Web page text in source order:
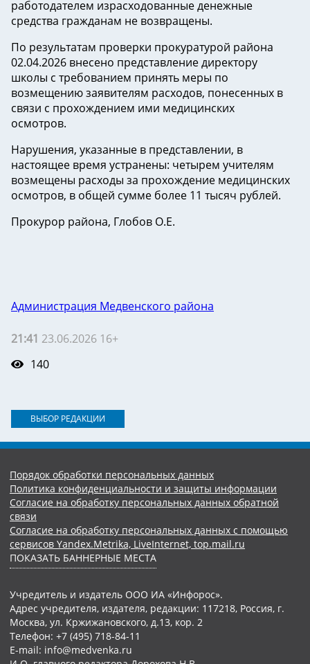
работодателем израсходованные денежные
средства гражданам не возвращены.
По результатам проверки прокуратурой района
02.04.2026 внесено представление директору
школы с требованием принять меры по
возмещению заявителям расходов, понесенных в
связи с прохождением ими медицинских
осмотров.
Нарушения, указанные в представлении, в
настоящее время устранены: четырем учителям
возмещены расходы за прохождение медицинских
осмотров, в общей сумме более 11 тысяч рублей.
Прокурор района, Глобов О.Е.
Администрация Медвенского района
21:41 23.06.2026 16+
140
ВЫБОР РЕДАКЦИИ
Порядок обработки персональных данных
Политика конфиденциальности и защиты информации
Согласие на обработку персональных данных обратной
связи
Согласие на обработку персональных данных с помощью
сервисов Yandex.Metrika, LiveInternet, top.mail.ru
ПОКАЗАТЬ БАННЕРНЫЕ МЕСТА
Учредитель и издатель ООО ИА «Инфорос».
Адрес учредителя, издателя, редакции: 117218, Россия, г.
Москва, ул. Кржижановского, д.13, кор. 2
Телефон: +7 (495) 718-84-11
E-mail: info@medvenka.ru